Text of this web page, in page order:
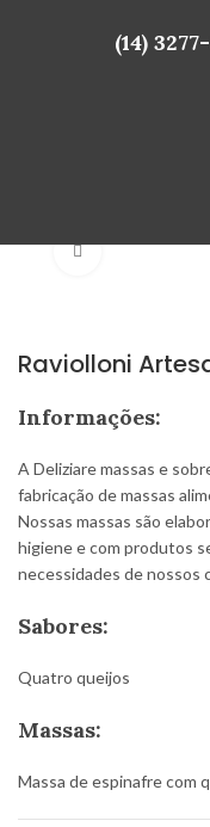
(14)
Raviolloni
Informações:
A Deliziare massas e
fabricação de massas
Nossas massas são
higiene e com produtos
necessidades de nossos
Sabores:
Quatro queijos
Massas:
Massa de espinafre com